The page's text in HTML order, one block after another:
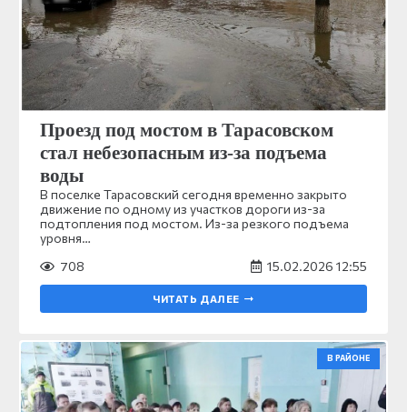
Проезд под мостом в Тарасовском
стал небезопасным из-за подъема
воды
В поселке Тарасовский сегодня временно закрыто
движение по одному из участков дороги из-за
подтопления под мостом. Из-за резкого подъема
уровня…
708
15.02.2026 12:55
ЧИТАТЬ ДАЛЕЕ
В РАЙОНЕ